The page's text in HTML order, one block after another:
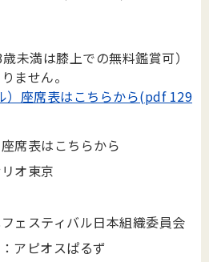
未満は膝上での無料鑑賞可）
ません。
）座席表はこちらから(pdf 129
席表はこちらから
オ東京
ェスティバル日本組織委員会
アピオスぱるず